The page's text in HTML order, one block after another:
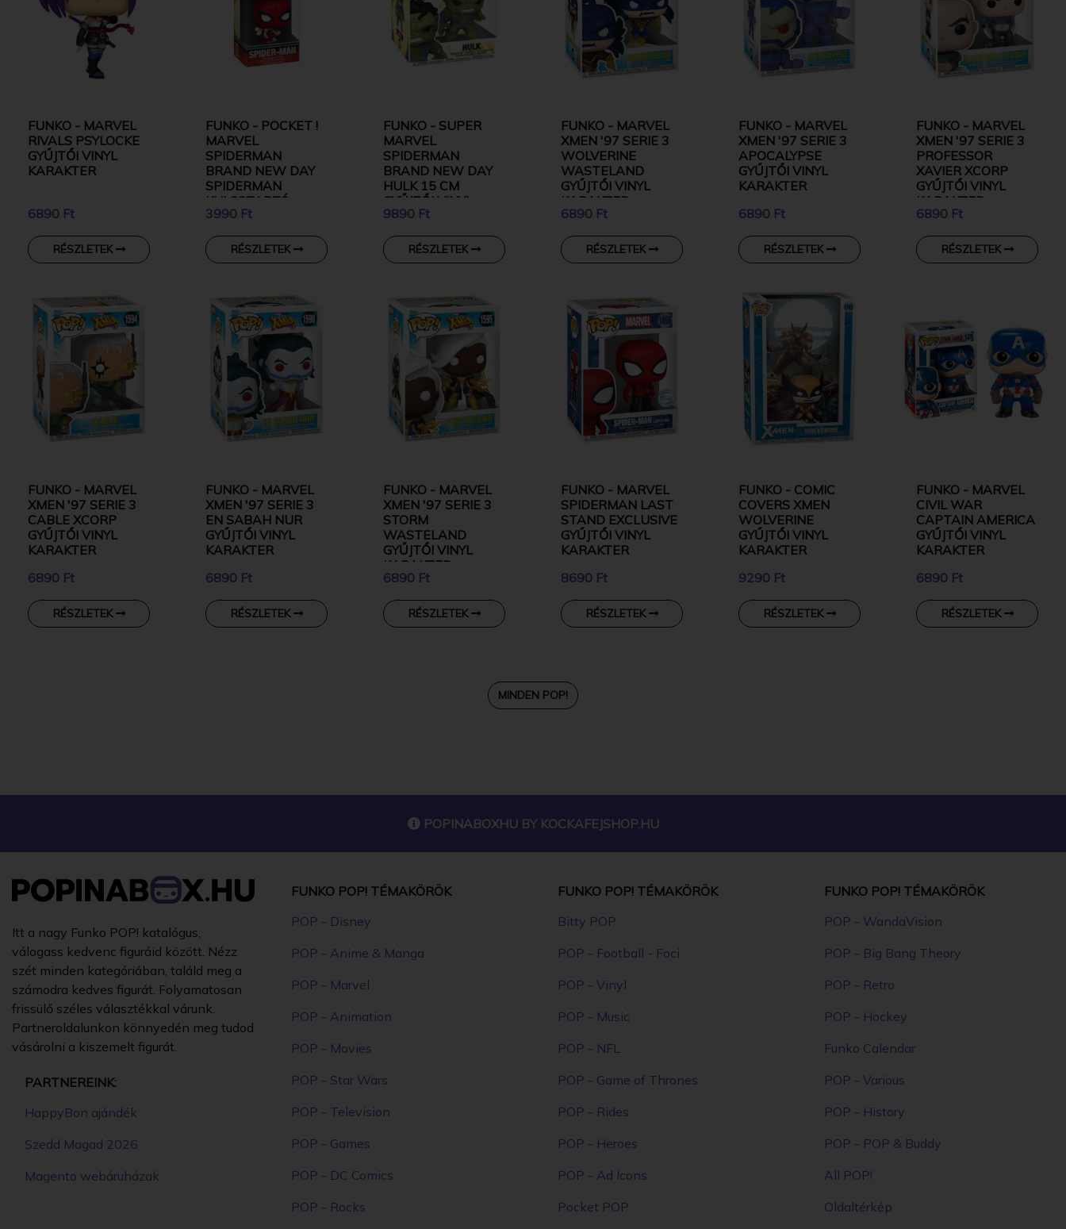
FUNKO - MARVEL
RIVALS PSYLOCKE
GYŰJTŐI VINYL
KARAKTER
6890 Ft
RÉSZLETEK
FUNKO - POCKET !
MARVEL
SPIDERMAN
BRAND NEW DAY
SPIDERMAN
KULCSTARTÓ
3990 Ft
RÉSZLETEK
FUNKO - SUPER
MARVEL
SPIDERMAN
BRAND NEW DAY
HULK 15 CM
GYŰJTŐI VINYL
KARAKTER
9890 Ft
RÉSZLETEK
FUNKO - MARVEL
XMEN '97 SERIE 3
WOLVERINE
WASTELAND
GYŰJTŐI VINYL
KARAKTER
6890 Ft
RÉSZLETEK
FUNKO - MARVEL
XMEN '97 SERIE 3
APOCALYPSE
GYŰJTŐI VINYL
KARAKTER
6890 Ft
RÉSZLETEK
FUNKO - MARVEL
XMEN '97 SERIE 3
PROFESSOR
XAVIER XCORP
GYŰJTŐI VINYL
KARAKTER
6890 Ft
RÉSZLETEK
FUNKO - MARVEL
XMEN '97 SERIE 3
CABLE XCORP
GYŰJTŐI VINYL
KARAKTER
6890 Ft
RÉSZLETEK
FUNKO - MARVEL
XMEN '97 SERIE 3
EN SABAH NUR
GYŰJTŐI VINYL
KARAKTER
6890 Ft
RÉSZLETEK
FUNKO - MARVEL
XMEN '97 SERIE 3
STORM
WASTELAND
GYŰJTŐI VINYL
KARAKTER
6890 Ft
RÉSZLETEK
FUNKO - MARVEL
SPIDERMAN LAST
STAND EXCLUSIVE
GYŰJTŐI VINYL
KARAKTER
8690 Ft
RÉSZLETEK
FUNKO - COMIC
COVERS XMEN
WOLVERINE
GYŰJTŐI VINYL
KARAKTER
9290 Ft
RÉSZLETEK
FUNKO - MARVEL
CIVIL WAR
CAPTAIN AMERICA
GYŰJTŐI VINYL
KARAKTER
6890 Ft
RÉSZLETEK
MINDEN POP!
POPINABOXHU BY KOCKAFEJSHOP.HU
Itt a nagy Funko POP! katalógus,
válogass kedvenc figuráid között. Nézz
szét minden kategóriában, találd meg a
számodra kedves figurát. Folyamatosan
frissülő széles választékkal várunk.
Partneroldalunkon könnyedén meg tudod
vásárolni a kiszemelt figurát.
PARTNEREINK:
HappyBon ajándék
Szedd Magad 2026
Magento webáruházak
FUNKO POP! TÉMAKÖRÖK
POP - Disney
POP - Anime & Manga
POP - Marvel
POP - Animation
POP - Movies
POP - Star Wars
POP - Television
POP - Games
POP - DC Comics
POP - Rocks
FUNKO POP! TÉMAKÖRÖK
Bitty POP
POP - Football - Foci
POP - Vinyl
POP - Music
POP - NFL
POP - Game of Thrones
POP - Rides
POP - Heroes
POP - Ad Icons
Pocket POP
FUNKO POP! TÉMAKÖRÖK
POP - WandaVision
POP - Big Bang Theory
POP - Retro
POP - Hockey
Funko Calendar
POP - Various
POP - History
POP - POP & Buddy
All POP!
Oldaltérkép